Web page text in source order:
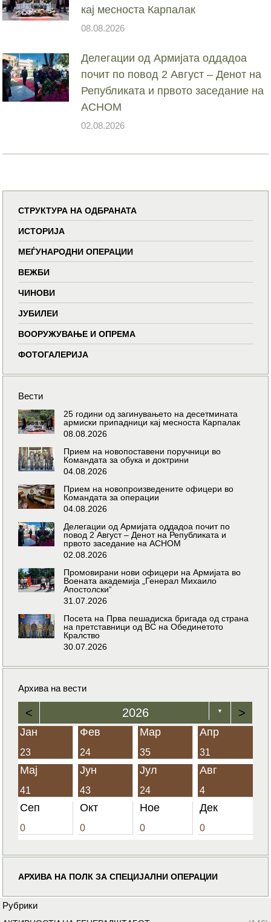
кај месноста Карпалак
08.08.2026
Делегации од Армијата оддадоа
почит по повод 2 Август – Денот на
Републиката и првото заседание на
АСНОМ
02.08.2026
СТРУКТУРА НА ОДБРАНАТА
ИСТОРИЈА
МЕЃУНАРОДНИ ОПЕРАЦИИ
ВЕЖБИ
ЧИНОВИ
ЈУБИЛЕИ
ВООРУЖУВАЊЕ И ОПРЕМА
ФОТОГАЛЕРИЈА
Вести
25 години од загинувањето на десетмината
армиски припадници кај месноста Карпалак
08.08.2026
Прием на новопоставени поручници во
Командата за обука и доктрини
04.08.2026
Прием на новопроизведените офицери во
Командата за операции
04.08.2026
Делегации од Армијата оддадоа почит по
повод 2 Август – Денот на Републиката и
првото заседание на АСНОМ
02.08.2026
Промовирани нови офицери на Армијата во
Воената академија „Генерал Михаило
Апостолски“
31.07.2026
Посета на Прва пешадиска бригада од страна
на претставници од ВС на Обединетото
Кралство
30.07.2026
Архива на вести
< 2026 ▼ >
Јан
23
Фев
24
Мар
35
Апр
31
Мај
41
Јун
43
Јул
24
Авг
4
Сеп
0
Окт
0
Ное
0
Дек
0
АРХИВА НА ПОЛК ЗА СПЕЦИЈАЛНИ ОПЕРАЦИИ
Рубрики